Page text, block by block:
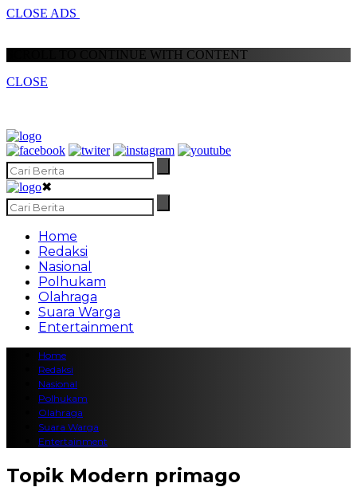
CLOSE ADS
SCROLL TO CONTINUE WITH CONTENT
CLOSE
✖
Home
Redaksi
Nasional
Polhukam
Olahraga
Suara Warga
Entertainment
Home
Redaksi
Nasional
Polhukam
Olahraga
Suara Warga
Entertainment
Topik Modern primago